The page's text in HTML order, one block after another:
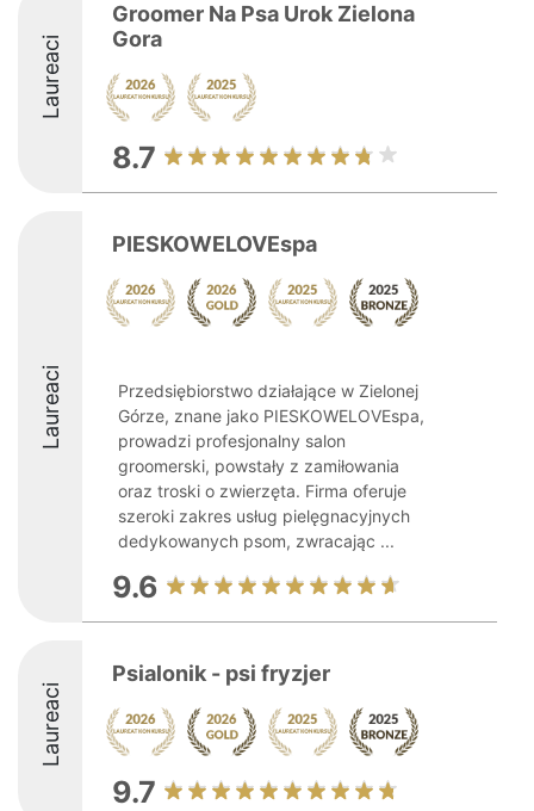
Laureaci
Groomer Na Psa Urok Zielona
Gora
8.7
Laureaci
PIESKOWELOVEspa
Przedsiębiorstwo działające w Zielonej
Górze, znane jako PIESKOWELOVEspa,
prowadzi profesjonalny salon
groomerski, powstały z zamiłowania
oraz troski o zwierzęta. Firma oferuje
szeroki zakres usług pielęgnacyjnych
dedykowanych psom, zwracając ...
9.6
Laureaci
Psialonik - psi fryzjer
9.7